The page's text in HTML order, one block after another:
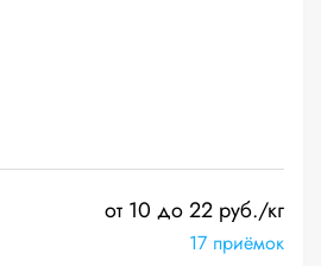
от 10 до 22 руб./кг
17 приёмок